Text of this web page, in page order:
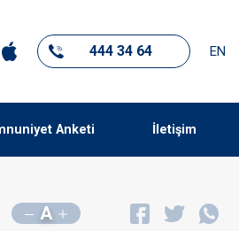
444 34 64 EN
Anketi İletişim
A